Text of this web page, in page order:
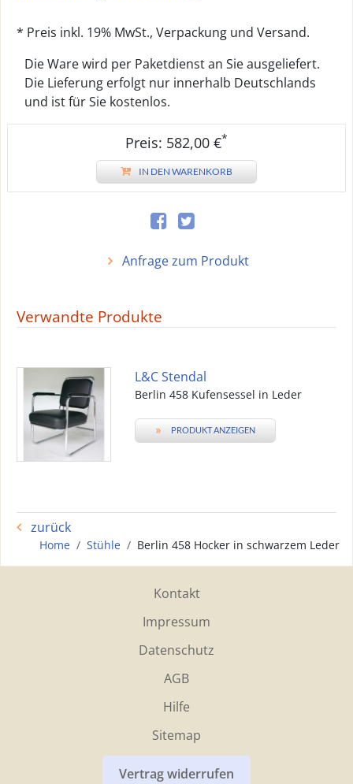
* Preis inkl. 19% MwSt., Verpackung und Versand.
Die Ware wird per Paketdienst an Sie ausgeliefert.
Die Lieferung erfolgt nur innerhalb Deutschlands
und ist für Sie kostenlos.
Preis: 582,00 €*
IN DEN WARENKORB
Anfrage zum Produkt
Verwandte Produkte
L&C Stendal
Berlin 458 Kufensessel in Leder
» PRODUKT ANZEIGEN
zurück
Home Stühle Berlin 458 Hocker in schwarzem Leder
Kontakt
Impressum
Datenschutz
AGB
Hilfe
Sitemap
Vertrag widerrufen